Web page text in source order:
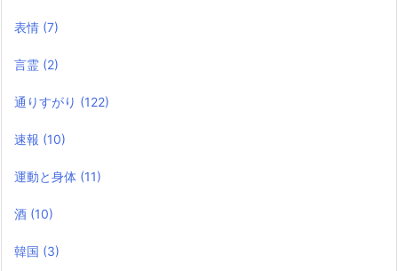
表情 (7)
言霊 (2)
通りすがり (122)
速報 (10)
運動と身体 (11)
酒 (10)
韓国 (3)